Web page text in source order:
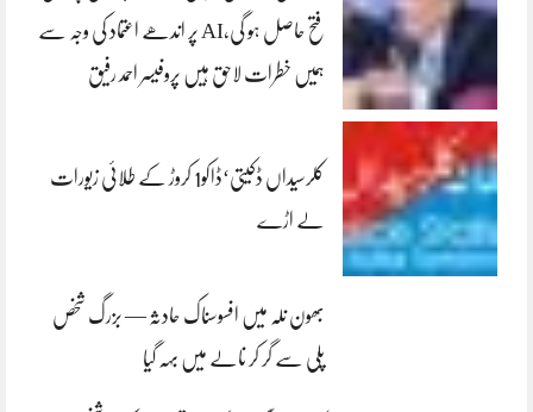
فتح حاصل ہو گی،AI پر اندھے اعتماد کی وجہ سے
ہمیں خطرات لاحق ہیں پروفیسر احمد رفیق
کلرسیداں ڈکیتی‘ڈاکو1 کروڑ کے طلائی زیورات
لے اڑے
بھون نلہ میں افسوسناک حادثہ — بزرگ شخص
پلی سے گر کر نالے میں بہہ گیا